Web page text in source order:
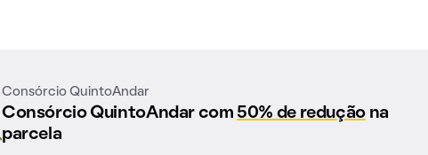
Consórcio QuintoAndar
Consórcio QuintoAndar com 50% de reduçãona
parcela